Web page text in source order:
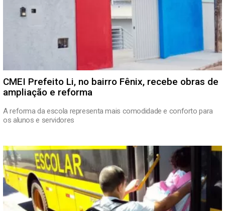
CMEI Prefeito Li, no bairro Fênix, recebe obras de
ampliação e reforma
A reforma da escola representa mais comodidade e conforto para
os alunos e servidores